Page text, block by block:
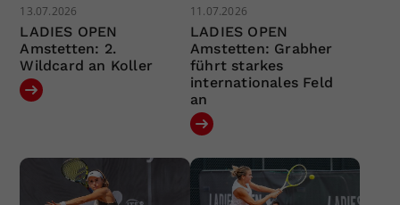
13.07.2026
LADIES OPEN
Amstetten: 2.
Wildcard an Koller
11.07.2026
LADIES OPEN
Amstetten: Grabher
führt starkes
internationales Feld
an